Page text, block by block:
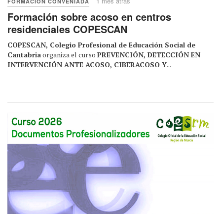
Formación sobre acoso en centros
residenciales COPESCAN
COPESCAN, Colegio Profesional de Educación Social de
Cantabriaorganiza el curso PREVENCIÓN, DETECCIÓN EN
INTERVENCIÓN ANTE ACOSO, CIBERACOSO Y...